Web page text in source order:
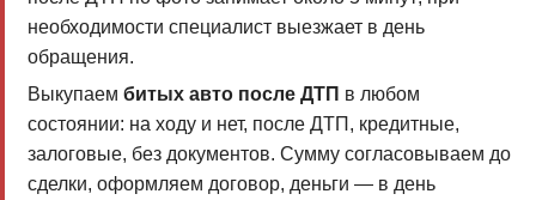
необходимости специалист выезжает в день
обращения.
Выкупаем битых авто после ДТП в любом
состоянии: на ходу и нет, после ДТП, кредитные,
залоговые, без документов. Сумму согласовываем до
сделки, оформляем договор, деньги — в день